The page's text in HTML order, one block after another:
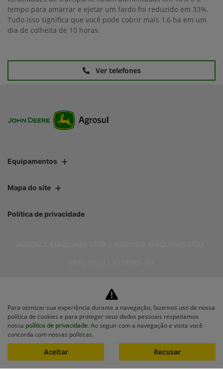
tempo para amarrar e ejetar um fardo foi reduzido em 33%.
Tudo isso significa que você pode cobrir mais 1,6 ha em um
dia de colheita de 10 horas.
Ver telefones
Equipamentos
Mapa do site
Política de privacidade
No trânsito, enxergar o outro
salva vidas.
Para otimizar sua experiência durante a navegação, fazemos uso de nossa
política de cookies e para proteger seus dados pessoais respeitamos
nossa política de privacidade. Ao seguir com a navegação e visita você
concorda com nossas políticas.
Aceitar Recusar